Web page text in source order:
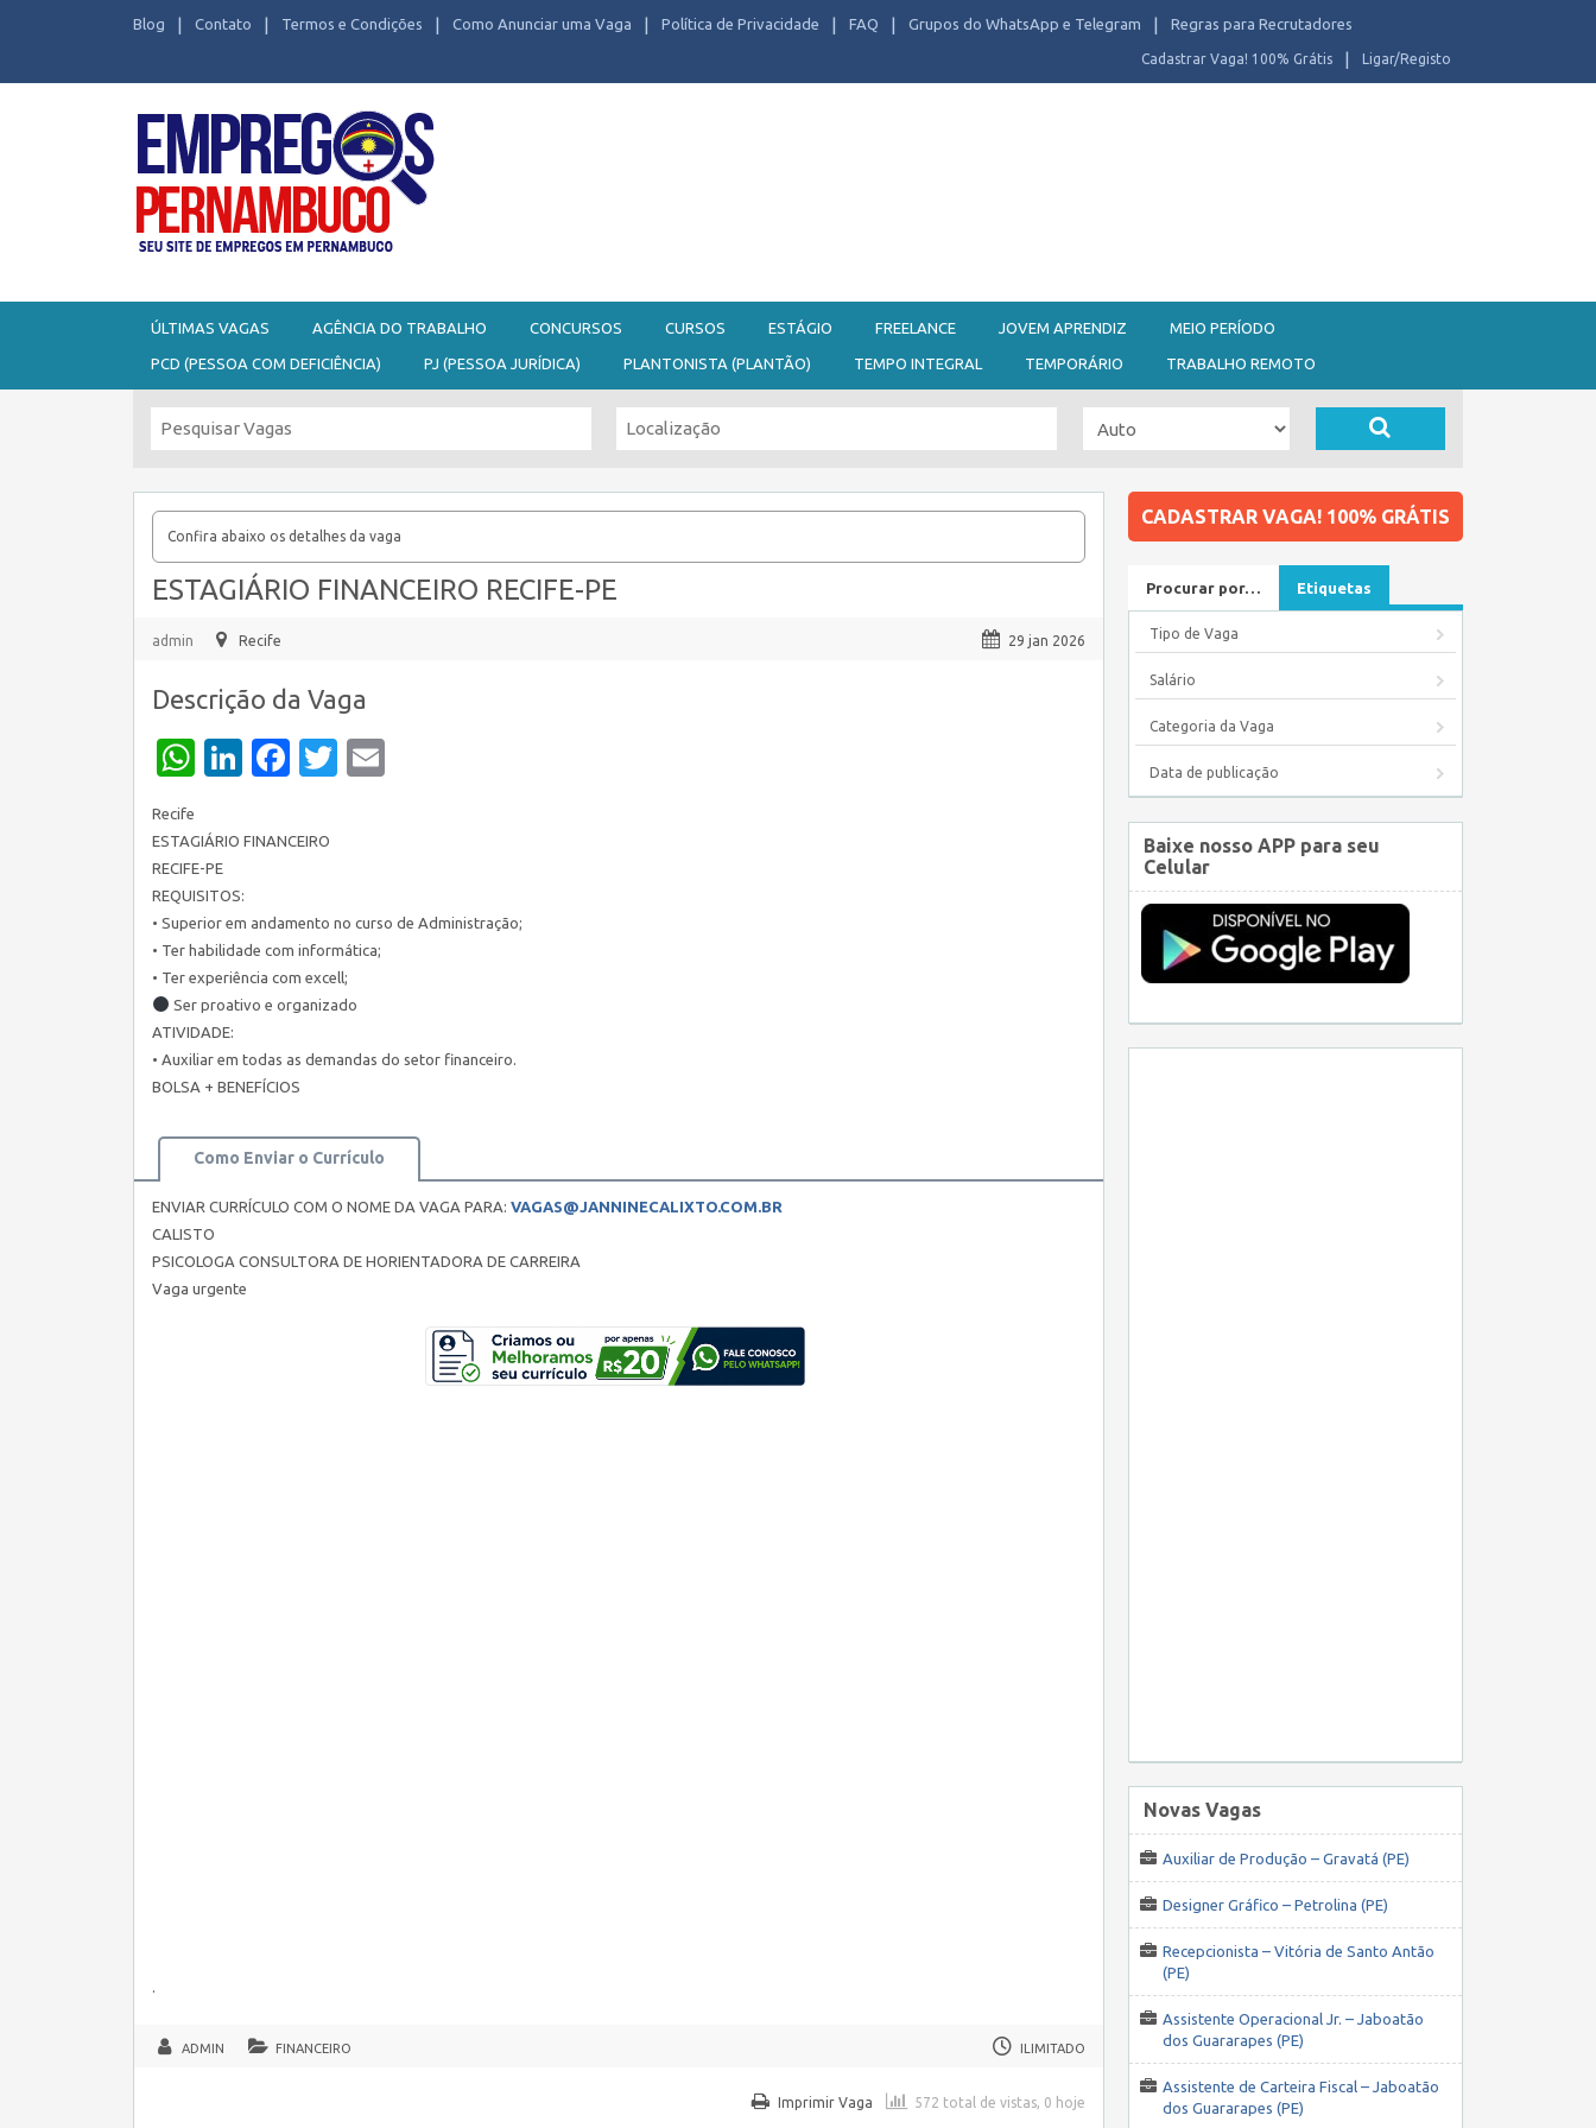
Blog Contato Termos e Condições Como Anunciar uma Vaga Política de Privacidade FAQ Grupos do WhatsApp e Telegram Regras para Recrutadores
Ligar/Registo
Cadastrar Vaga! 100% Grátis
ÚLTIMAS VAGAS AGÊNCIA DO TRABALHO CONCURSOS CURSOS ESTÁGIO FREELANCE JOVEM APRENDIZ MEIO PERÍODO
PCD (PESSOA COM DEFICIÊNCIA) PJ (PESSOA JURÍDICA) PLANTONISTA (PLANTÃO) TEMPO INTEGRAL TEMPORÁRIO TRABALHO REMOTO
Confira abaixo os detalhes da vaga
ESTAGIÁRIO FINANCEIRO RECIFE-PE
admin Recife 29 jan 2026
Descrição da Vaga
WhatsApp
LinkedIn
Facebook
Twitter
Recife
ESTAGIÁRIO FINANCEIRO
RECIFE-PE
REQUISITOS:
• Superior em andamento no curso de Administração;
• Ter habilidade com informática;
• Ter experiência com excell;
Ser proativo e organizado
ATIVIDADE:
• Auxiliar em todas as demandas do setor financeiro.
BOLSA + BENEFÍCIOS
Como Enviar o Currículo
ENVIAR CURRÍCULO COM O NOME DA VAGA PARA: VAGAS@JANNINECALIXTO.COM.BR
CALISTO
PSICOLOGA CONSULTORA DE HORIENTADORA DE CARREIRA
Vaga urgente
.
ADMIN FINANCEIRO ILIMITADO
572 total de vistas, 0 hoje
Imprimir Vaga
CADASTRAR VAGA! 100% GRÁTIS
Procurar por… Etiquetas
Tipo de Vaga
Salário
Categoria da Vaga
Data de publicação
Baixe nosso APP para seu
Celular
Novas Vagas
Auxiliar de Produção – Gravatá (PE)
Designer Gráfico – Petrolina (PE)
Recepcionista – Vitória de Santo Antão
(PE)
Assistente Operacional Jr. – Jaboatão
dos Guararapes (PE)
Assistente de Carteira Fiscal – Jaboatão
dos Guararapes (PE)